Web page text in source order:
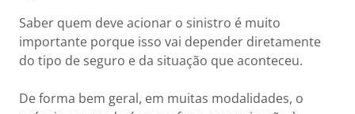
Saber quem deve acionar o sinistro é muito
importante porque isso vai depender diretamente
do tipo de seguro e da situação que aconteceu.
De forma bem geral, em muitas modalidades, o